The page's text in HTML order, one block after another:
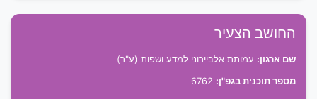
החושב הצעיר
שם ארגון: עמותת אלביירוני למדע ושפות (ע"ר)
מספר תוכנית בגפ"ן: